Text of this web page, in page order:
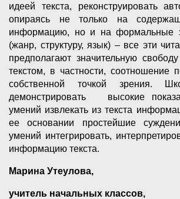
идеей текста, реконструировать
опираясь не только на
информацию, но и на формальные
(жанр, структуру, язык) – все эти
предполагают значительную
текстом, в частности, соотношение
собственной точкой зрения.
демонстрировать высокие
умений извлекать из текста
ее основании простейшие
умений интегрировать,
информацию текста.
Марина Утеулова,
учитель начальных классов,